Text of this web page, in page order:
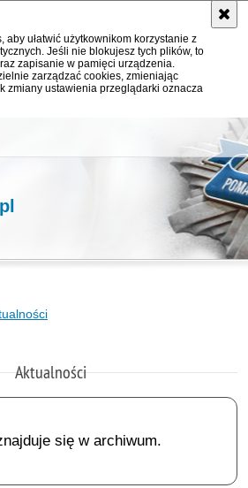
aby ułatwić użytkownikom korzystanie z
Jeśli nie blokujesz tych plików, to
zapisanie w pamięci urządzenia.
zarządzać cookies, zmieniając
zmiany ustawienia przeglądarki oznacza
Aktualności
się w archiwum.